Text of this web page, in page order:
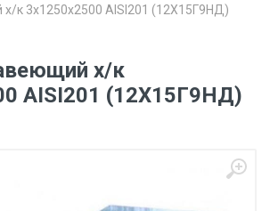
к 3х1250х2500 AISI201 (12Х15Г9НД)
х/к
AISI201 (12Х15Г9НД)